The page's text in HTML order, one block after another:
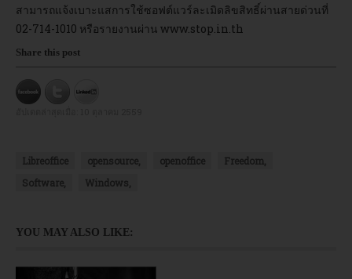
สามารถแจ้งเบาะแสการใช้ซอฟต์แวร์ละเมิดลิขสิทธิ์ผ่านสายด่วนที่
02-714-1010 หรือรายงานผ่าน www.stop.in.th
Share this post
Libreoffice opensource, openoffice
Freedom,
Software,
Windows,
YOU MAY ALSO LIKE: